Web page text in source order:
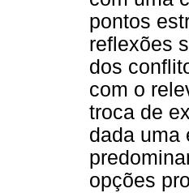
pontos
reflexões
dos
com o
troca de
dada uma
opções